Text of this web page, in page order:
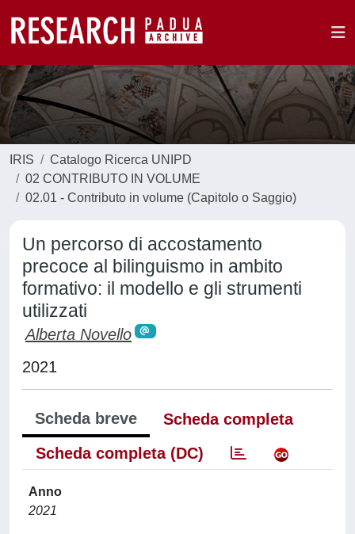
IRIS
Catalogo Ricerca UNIPD
02 CONTRIBUTO IN VOLUME
02.01 - Contributo in volume (Capitolo o Saggio)
Un percorso di accostamento
precoce al bilinguismo in ambito
formativo: il modello e gli strumenti
utilizzati
Alberta Novello
2021
Scheda breve
Scheda completa
Scheda completa (DC)
Anno
2021